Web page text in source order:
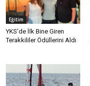
Eğitim
YKS’de İlk Bine Giren
Terakkililer Ödüllerini Aldı